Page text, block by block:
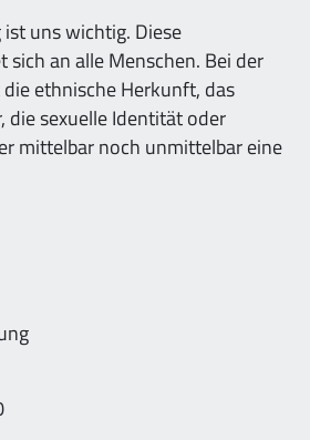
uns wichtig. Diese
sich an alle Menschen. Bei der
ethnische Herkunft, das
die sexuelle Identität oder
mittelbar noch unmittelbar eine